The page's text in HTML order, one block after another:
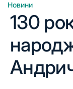
Опублікувати
у
Новини
130